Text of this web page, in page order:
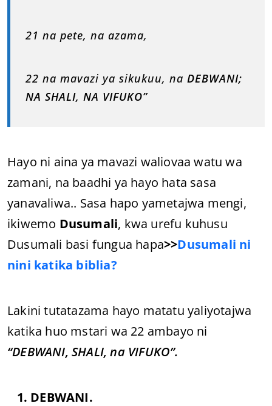
21 na pete, na azama,
22 na mavazi ya sikukuu, na DEBWANI;
NA SHALI, NA VIFUKO”
Hayo ni aina ya mavazi waliovaa watu wa
zamani, na baadhi ya hayo hata sasa
yanavaliwa.. Sasa hapo yametajwa mengi,
ikiwemo Dusumali, kwa urefu kuhusu
Dusumali basi fungua hapa>>Dusumali ni
nini katika biblia?
Lakini tutatazama hayo matatu yaliyotajwa
katika huo mstari wa 22 ambayo ni
“DEBWANI, SHALI, na VIFUKO”.
1. DEBWANI.